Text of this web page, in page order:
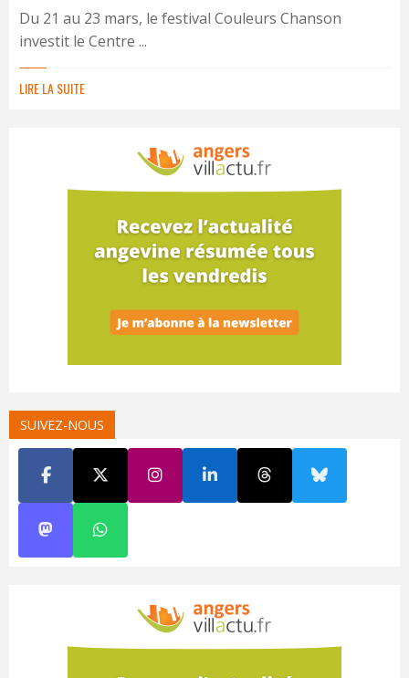
Du 21 au 23 mars, le festival Couleurs Chanson
investit le Centre ...
LIRE LA SUITE
SUIVEZ-NOUS